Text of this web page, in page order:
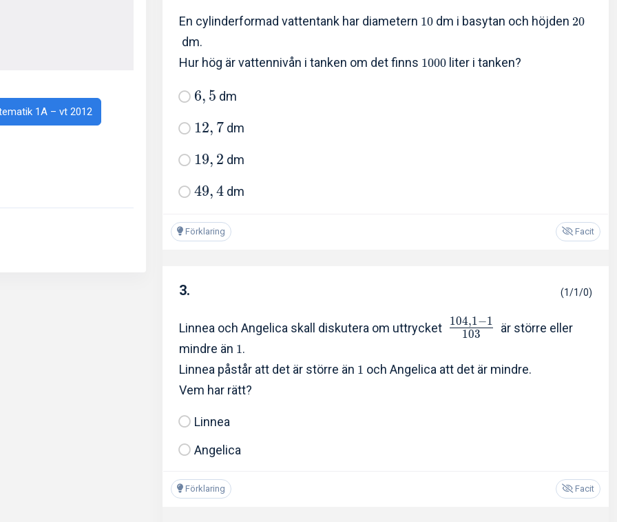
1A – vt 2012
En cylinderformad vattentank har diametern 10 dm i basytan och höjden 20
dm.
Hur hög är vattennivån i tanken om det finns 1000 liter i tanken?
6, 5 dm
12, 7dm
19, 2 dm
49,4dm
Förklaring Facit
3. (1/1/0)
Linnea och Angelica skall diskutera om uttrycket 103
104,1−1
är större eller
mindre än 1.
Linnea påstår att det är större än 1 och Angelica att det är mindre.
Vem har rätt?
Linnea
Angelica
Förklaring Facit